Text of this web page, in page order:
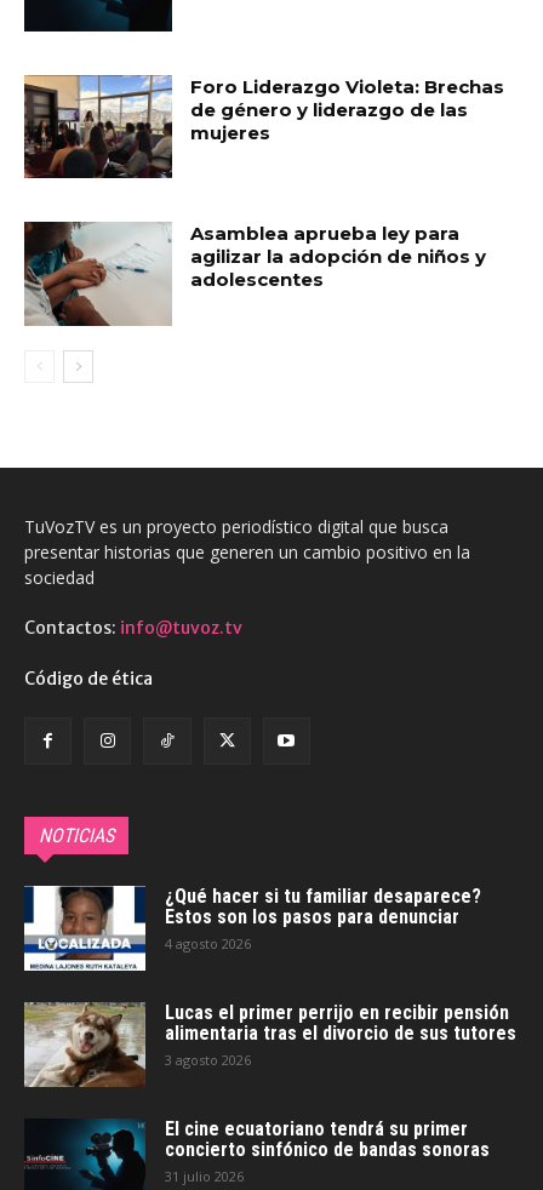
Foro Liderazgo Violeta: Brechas
de género y liderazgo de las
mujeres
Asamblea aprueba ley para
agilizar la adopción de niños y
adolescentes
TuVozTV es un proyecto periodístico digital que busca
presentar historias que generen un cambio positivo en la
sociedad
Contactos: info@tuvoz.tv
Código de ética
NOTICIAS
¿Qué hacer si tu familiar desaparece?
Estos son los pasos para denunciar
4 agosto 2026
Lucas el primer perrijo en recibir pensión
alimentaria tras el divorcio de sus tutores
3 agosto 2026
El cine ecuatoriano tendrá su primer
concierto sinfónico de bandas sonoras
31 julio 2026